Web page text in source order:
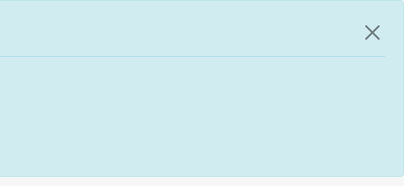
공지